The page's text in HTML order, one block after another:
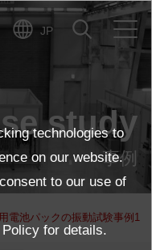
JP
study
事例
電池パックの振動試験事例1
technologies to
on our website.
to our use of
for details.